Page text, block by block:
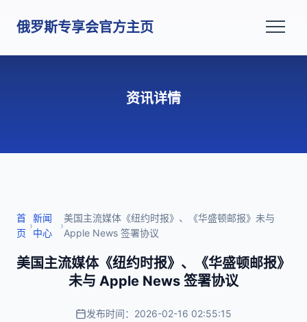
俄罗斯专享会官方主页
资讯详情
首
页
›
新闻
中心
›
美国主流媒体《纽约时报》、《华盛顿邮报》未与
Apple News 签署协议
美国主流媒体《纽约时报》、《华盛顿邮报》
未与 Apple News 签署协议
发布时间：2026-02-16 02:55:15